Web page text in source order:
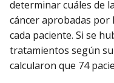
determinar cuáles de
cáncer aprobadas por
cada paciente. Si se
tratamientos según
calcularon que 74